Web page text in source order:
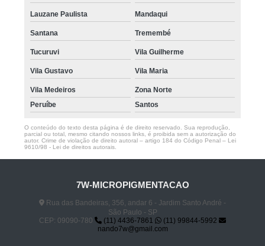
Lauzane Paulista Mandaqui
Santana Tremembé
Tucuruvi Vila Guilherme
Vila Gustavo Vila Maria
Vila Medeiros
Zona Norte
Peruíbe
Santos
O conteúdo do texto desta página é de direito reservado. Sua reprodução,
parcial ou total, mesmo citando nossos links, é proibida sem a autorização do
autor. Crime de violação de direito autoral – artigo 184 do Código Penal – Lei
9610/98 - Lei de direitos autorais
7W-MICROPIGMENTACAO
Rua das Bandeiras, 356, andar 6 - Jardim Santo André -
São Paulo - SP
CEP: 09090-780
(11) 4436-7861
(11) 99844-5992
nando7w@gmail.com